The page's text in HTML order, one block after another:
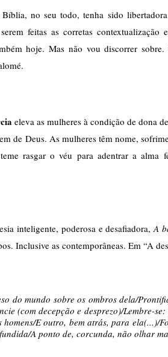
no seu todo, tenha sido
feitas as corretas
hoje. Mas não vou discorrer
eleva as mulheres à condição de dona
de Deus. As mulheres têm nome,
rasgar o véu para adentrar a alma
inteligente, poderosa e desafiadora, A
Inclusive as contemporâneas. Em “A
do mundo sobre os ombros dela/
(com decepção e desprezo)/Lembre-
E outro, bem atrás, para ela(...)/
A ponto de, corcunda, não olhar